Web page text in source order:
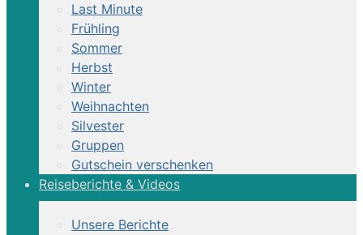
Last Minute
Frühling
Sommer
Herbst
Winter
Weihnachten
Silvester
Gruppen
Gutschein verschenken
Reiseberichte & Videos
Unsere Berichte